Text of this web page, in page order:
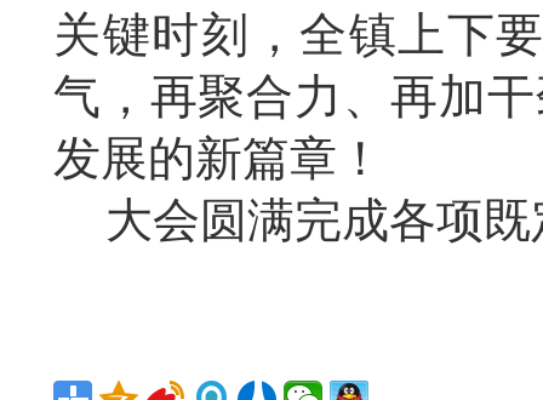
关键时刻，全镇上下
气，再聚合力、再加
发展的新篇章！
大会圆满完成各项